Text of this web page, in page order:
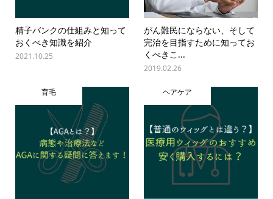
精子バンクの仕組みと知って
おくべき知識を紹介
2021.10.25
がん難民にならない、そして
完治を目指すために知ってお
くべきこ...
2019.02.26
育毛 ヘアケア